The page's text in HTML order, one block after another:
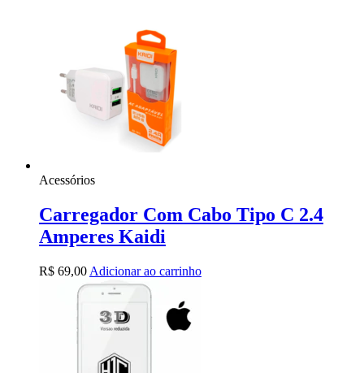
Acessórios
Carregador Com Cabo Tipo C 2.4
Amperes Kaidi
R$ 69,00 Adicionar ao carrinho